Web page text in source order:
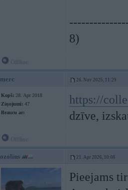
8)
merc 26. Nov 2025, 11:29
Kopš: 28. Apr 2018
Ziņojumi: 47
Braucu ar:
https://
dzīve,
ozolins 21. Apr 2026, 10:06
Pieejams